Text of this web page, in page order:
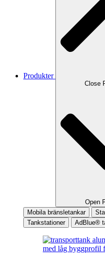
Produkter
Close
Open
Mobila bränsletankar
Tankstationer
AdBlue®